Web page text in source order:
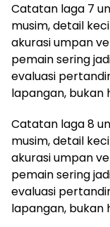
Catatan laga 7
musim, detail
akurasi umpan
pemain sering
evaluasi
lapangan, bukan
Catatan laga 8
musim, detail
akurasi umpan
pemain sering
evaluasi
lapangan, bukan